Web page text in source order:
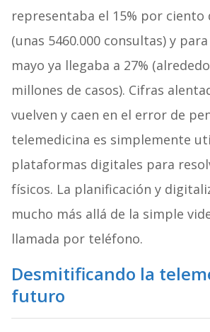
representaba el 15% por ciento
(unas 5460.000 consultas) y
mayo ya llegaba a 27%
millones de casos). Cifras
vuelven y caen en el error de
telemedicina es simplemente
plataformas digitales para
físicos. La planificación y
mucho más allá de la simple
llamada por teléfono.
Desmitificando la
futuro